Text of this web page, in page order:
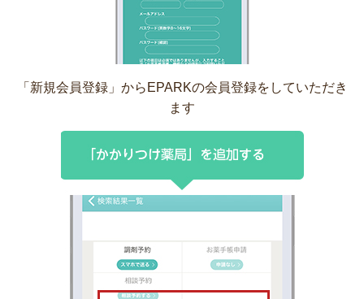
「新規会員登録」からEPARKの会員登録をしていただき
ます